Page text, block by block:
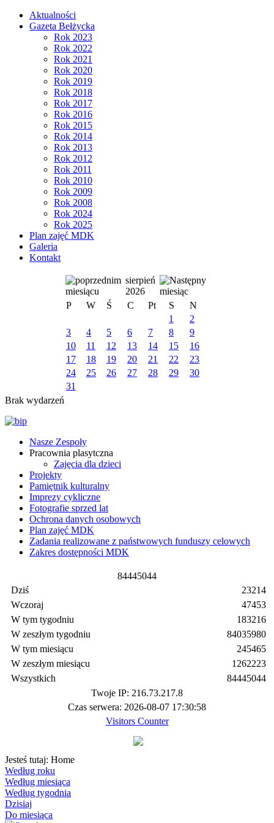
Aktualności
Gazeta Bełżycka
Rok 2023
Rok 2022
Rok 2021
Rok 2020
Rok 2019
Rok 2018
Rok 2017
Rok 2016
Rok 2015
Rok 2014
Rok 2013
Rok 2012
Rok 2011
Rok 2010
Rok 2009
Rok 2008
Rok 2024
Rok 2025
Plan zajęć MDK
Galeria
Kontakt
sierpień
2026
P
W Ś C Pt S
N
1
2
3
4 5 6 7 8
9
10
11 12 13 14 15
16
17
18 19 20 21 22
23
24
25 26 27 28 29
30
31
Brak wydarzeń
Nasze Zespoły
Pracownia plasytczna
Zajęcia dla dzieci
Projekty
Pamiętnik kulturalny
Imprezy cykliczne
Fotografie sprzed lat
Ochrona danych osobowych
Plan zajęć MDK
Zadania realizowane z państwowych funduszy celowych
Zakres dostępności MDK
84445044
Dziś
Wczoraj
W tym tygodniu
W zeszłym tygodniu
W tym miesiącu
W zeszłym miesiącu
Wszystkich
23214
47453
183216
84035980
245465
1262223
84445044
Twoje IP: 216.73.217.8
Czas serwera: 2026-08-07 17:30:58
Visitors Counter
Jesteś tutaj: Home
Według roku
Według miesiąca
Według tygodnia
Dzisiaj
Do miesiąca